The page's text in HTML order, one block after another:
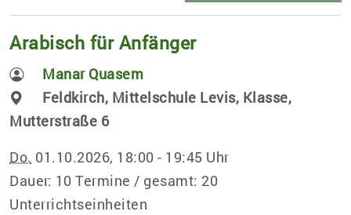
Arabisch für Anfänger
Manar Quasem
Feldkirch, Mittelschule Levis, Klasse,
Mutterstraße 6
Do. 01.10.2026, 18:00 - 19:45 Uhr
Dauer: 10 Termine / gesamt: 20
Unterrichtseinheiten